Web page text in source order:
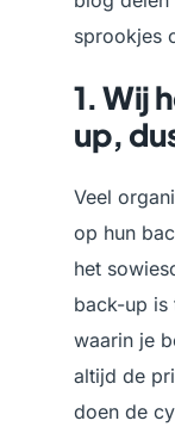
sprookjes
1. Wij
up,
Veel
op hun
het
back-up is
waarin je
altijd de
doen de